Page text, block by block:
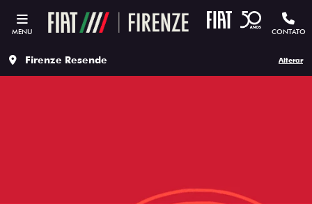
MENU CONTATO
Firenze Resende Alterar